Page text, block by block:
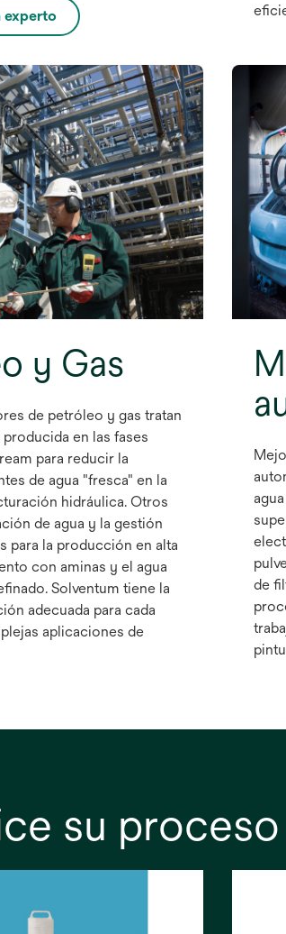
experto
y Gas
de petróleo y gas tratan
en las fases
para reducir la
de agua "fresca" en la
hidráulica. Otros
de agua y la gestión
para la producción en alta
con aminas y el agua
Solventum tiene la
adecuada para cada
aplicaciones de
de
su